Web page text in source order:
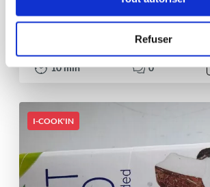
Refuser
Panna cotta au lait
Aucune note
10min 0
I-COOK'IN